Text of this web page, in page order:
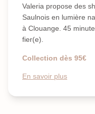
Valeria propose des
Saulnois en lumière
à Clouange. 45
fier(e).
Collection dès 95€
En savoir plus